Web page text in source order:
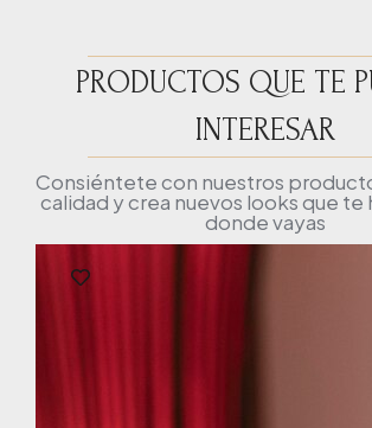
PRODUCTOS QUE TE
INTERESAR
Consiéntete con nuestros
calidad y crea nuevos looks que te
donde vayas